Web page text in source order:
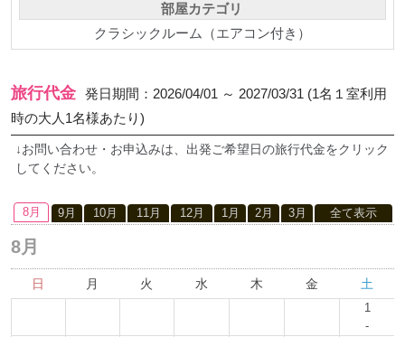
部屋カテゴリ
クラシックルーム（エアコン付き）
旅行代金 発日期間：2026/04/01 ～ 2027/03/31 (1名１室利用
時の大人1名様あたり)
↓お問い合わせ・お申込みは、出発ご希望日の旅行代金をクリック
してください。
8月 9月 10月 11月 12月 1月 2月 3月 全て表示
8月
日 月 火 水 木 金 土
1
-